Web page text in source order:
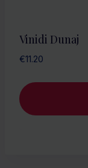
Vinidi Dunaj
€11.20